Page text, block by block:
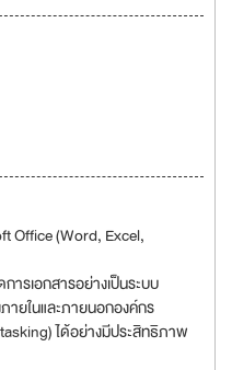
Office (Word, Excel,
ารเอกสารอย่างเป็นระบบ
ายในและภายนอกองค์กร
ได้อย่างมีประสิทธิภาพ